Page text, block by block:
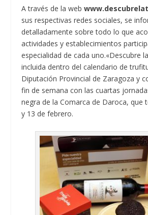
A través de la web
sus respectivas redes sociales, se
detalladamente sobre todo lo que
actividades y establecimientos
especialidad de cada uno.«Descubre
incluida dentro del calendario de
Diputación Provincial de Zaragoza y
fin de semana con las cuartas
negra de la Comarca de Daroca, que
y 13 de febrero.